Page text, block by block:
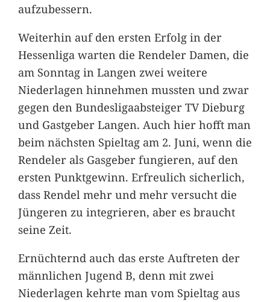
aufzubessern.
Weiterhin auf den ersten Erfolg in der
Hessenliga warten die Rendeler Damen, die
am Sonntag in Langen zwei weitere
Niederlagen hinnehmen mussten und zwar
gegen den Bundesligaabsteiger TV Dieburg
und Gastgeber Langen. Auch hier hofft man
beim nächsten Spieltag am 2. Juni, wenn die
Rendeler als Gasgeber fungieren, auf den
ersten Punktgewinn. Erfreulich sicherlich,
dass Rendel mehr und mehr versucht die
Jüngeren zu integrieren, aber es braucht
seine Zeit.
Ernüchternd auch das erste Auftreten der
männlichen Jugend B, denn mit zwei
Niederlagen kehrte man vom Spieltag aus